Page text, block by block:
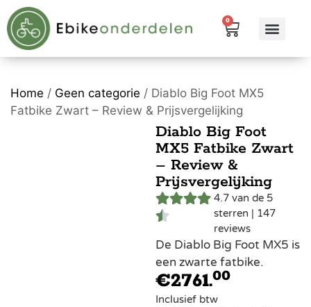
0
Home / Geen categorie / Diablo Big Foot MX5
Fatbike Zwart – Review & Prijsvergelijking
Diablo Big Foot
MX5 Fatbike Zwart
– Review &
Prijsvergelijking
4.7 van de 5
sterren | 147
reviews
De Diablo Big Foot MX5 is
een zwarte fatbike.
€2761.00
Inclusief btw